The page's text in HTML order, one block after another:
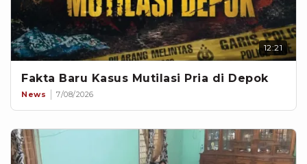
12:21
Fakta Baru Kasus Mutilasi Pria di Depok
News 7/08/2026